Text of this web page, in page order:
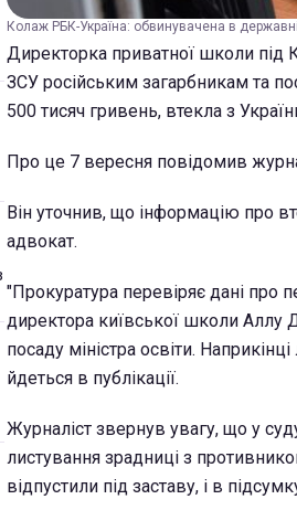
Колаж РБК-Україна: обвинувачена в
Директорка приватної школи під
ЗСУ російським загарбникам та
500 тисяч гривень, втекла з
Про це 7 вересня повідомив
Він уточнив, що інформацію про
адвокат.
"Прокуратура перевіряє дані
директора київської школи Аллу
посаду міністра освіти.
йдеться в публікації.
Журналіст звернув увагу, що у
листування зрадниці з
відпустили під заставу, і в